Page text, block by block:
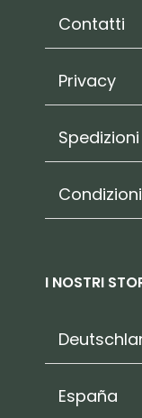
Contatti
Privacy
I NOSTRI
España